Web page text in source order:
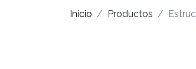
Inicio Productos